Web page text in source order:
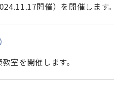
開催）を開催します。
室を開催します。